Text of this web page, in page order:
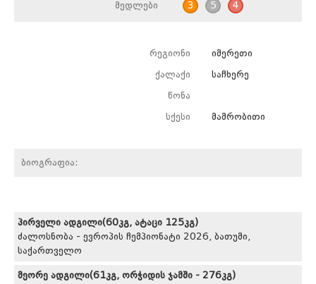
მედლები 3 5 4
რეგიონი იმერეთი
ქალაქი საჩხერე
წონა
სქესი მამრობითი
ბიოგრაფია:
პირველი ადგილი(60კგ, ატაცი 125კგ)
ძალოსნობა - ევროპის ჩემპიონატი 2026, ბათუმი,
საქართველო
მეორე ადგილი(61კგ, ორჭიდის ჯამში - 276კგ)